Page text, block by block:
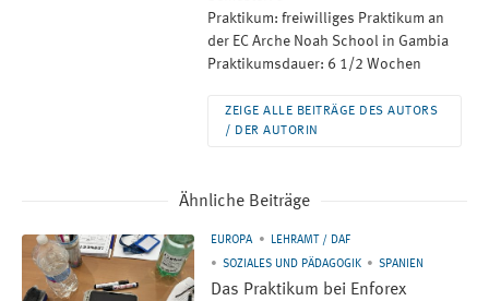
Praktikum: freiwilliges Praktikum an
der EC Arche Noah School in Gambia
Praktikumsdauer: 6 1/2 Wochen
ZEIGE ALLE BEITRÄGE DES AUTORS
/ DER AUTORIN
Ähnliche Beiträge
EUROPA
LEHRAMT / DAF
SOZIALES UND PÄDAGOGIK
SPANIEN
Das Praktikum bei Enforex